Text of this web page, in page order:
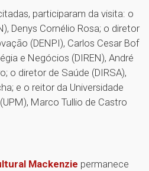
participaram da visita: o
Denys Cornélio Rosa; o diretor
(DENPI), Carlos Cesar Bof
e Negócios (DIREN), André
o diretor de Saúde (DIRSA),
e o reitor da Universidade
Marco Tullio de Castro
Mackenzie permanece